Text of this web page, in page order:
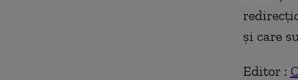
şi care
Editor :